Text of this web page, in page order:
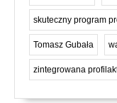
skuteczny program
Tomasz Gubała
zintegrowana